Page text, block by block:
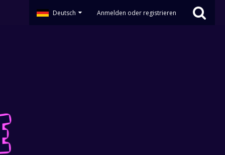
Deutsch Anmelden oder registrieren